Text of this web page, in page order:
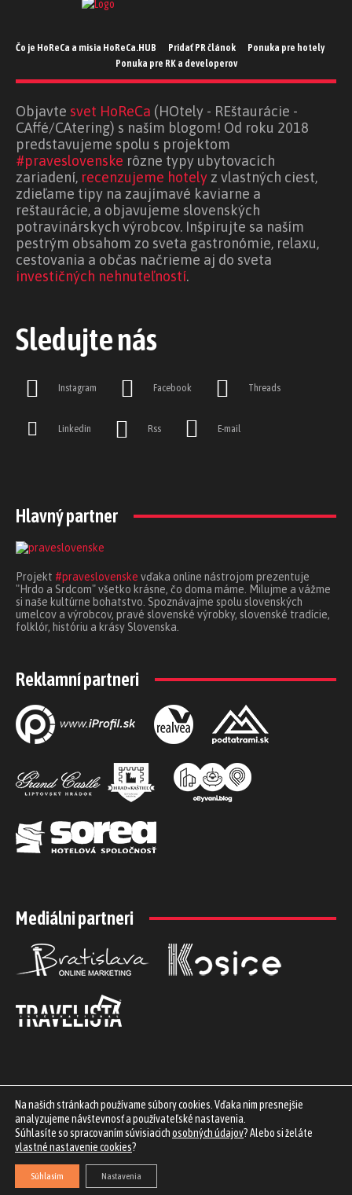
Čo je HoReCa a misia HoReCa.HUB Pridať PR článok
Ponuka pre hotely
Ponuka pre RK a developerov
Objavte svet HoReCa (HOtely - REštaurácie -
CAffé/CAtering) s naším blogom! Od roku 2018
predstavujeme spolu s projektom
#praveslovenske rôzne typy ubytovacích
zariadení, recenzujeme hotely z vlastných ciest,
zdieľame tipy na zaujímavé kaviarne a
reštaurácie, a objavujeme slovenských
potravinárskych výrobcov. Inšpirujte sa naším
pestrým obsahom zo sveta gastronómie, relaxu,
cestovania a občas načrieme aj do sveta
investičných nehnuteľností.
Sledujte nás
Instagram Facebook Threads
Linkedin Rss E-mail
Hlavný partner
Projekt #praveslovenske vďaka online nástrojom prezentuje
"Hrdo a Srdcom" všetko krásne, čo doma máme. Milujme a vážme
si naše kultúrne bohatstvo. Spoznávajme spolu slovenských
umelcov a výrobcov, pravé slovenské výrobky, slovenské tradície,
folklór, históriu a krásy Slovenska.
Reklamní partneri
Mediálni partneri
Využívame biznis službyiProfil.sk
Obchod#praveslovenske| Spoznajte
Na našich stránkach používame súbory cookies. Vďaka nim presnejšie
analyzujeme návštevnosť a používateľské nastavenia.
Súhlasíte so spracovaním súvisiacichosobných údajov? Alebo si želáte
vlastné nastavenie cookies?
Súhlasím Nastavenia